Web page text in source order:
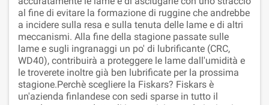
al fine di evitare la formazione di ruggine che andrebbe
a incidere sulla resa e sulla tenuta delle lame e di altri
meccanismi. Alla fine della stagione passate sulle
lame e sugli ingranaggi un po' di lubrificante (CRC,
WD40), contribuirà a proteggere le lame dall'umidità e
le troverete inoltre già ben lubrificate per la prossima
stagione.Perchè scegliere la Fiskars? Fiskars è
un'azienda finlandese con sedi sparse in tutto il